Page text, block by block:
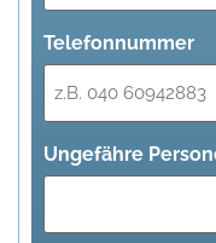
Telefonnummer
Ungefähre